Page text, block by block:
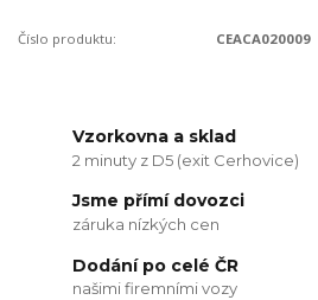
Číslo produktu: CEACA020009
Vzorkovna a sklad
2 minuty z D5 (exit Cerhovice)
Jsme přímí dovozci
záruka nízkých cen
Dodání po celé ČR
našimi firemními vozy